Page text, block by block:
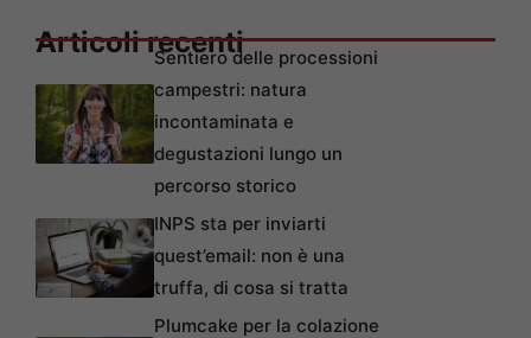
Articoli recentiSentiero delle processioni
campestri: natura
incontaminata e
degustazioni lungo un
percorso storico
INPS sta per inviarti
quest’email: non è una
truffa, di cosa si tratta
Plumcake per la colazione